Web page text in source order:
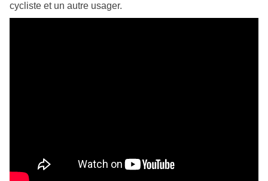
cycliste et un autre usager.